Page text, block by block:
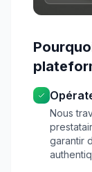
Nous
garantir